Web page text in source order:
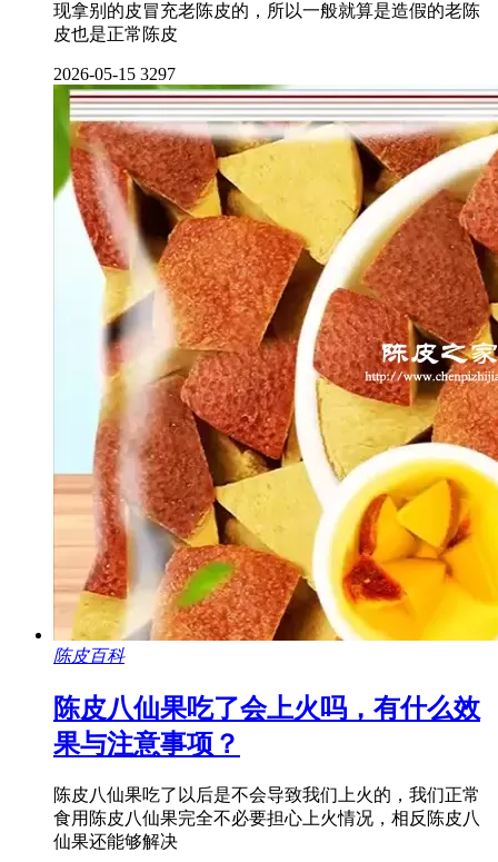
现拿别的皮冒充老陈皮的，所以一般就算是造假的老陈
皮也是正常陈皮
2026-05-15 3297
陈皮百科
陈皮八仙果吃了会上火吗，有什么效
果与注意事项？
陈皮八仙果吃了以后是不会导致我们上火的，我们正常
食用陈皮八仙果完全不必要担心上火情况，相反陈皮八
仙果还能够解决